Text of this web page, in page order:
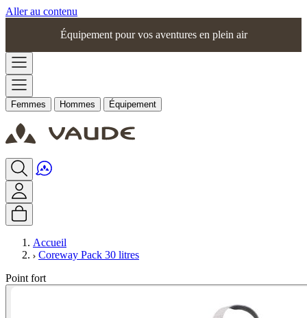
Aller au contenu
Équipement pour vos aventures en plein air
Femmes Hommes Équipement
Accueil
Coreway Pack 30 litres
Point fort